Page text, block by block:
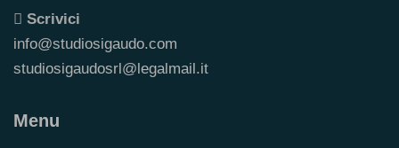
Scrivici
info@studiosigaudo.com
studiosigaudosrl@legalmail.it
Menu